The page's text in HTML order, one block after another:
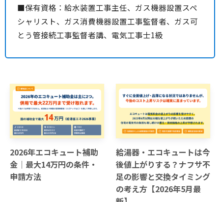
■保有資格：給水装置工事主任、ガス機器設置スペ
シャリスト、ガス消費機器設置工事監督者、ガス可
とう管接続工事監督者講、電気工事士1級
2026年エコキュート補助
金｜最大14万円の条件・
申請方法
給湯器・エコキュートは今
後値上がりする？ナフサ不
足の影響と交換タイミング
の考え方【2026年5月最